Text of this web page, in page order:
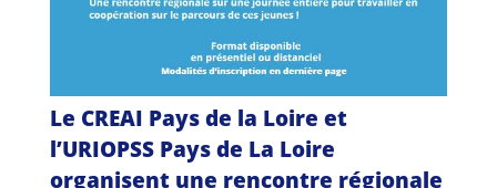
Le CREAI Pays de la Loire et
l’URIOPSS Pays de La Loire
organisent une rencontre régionale